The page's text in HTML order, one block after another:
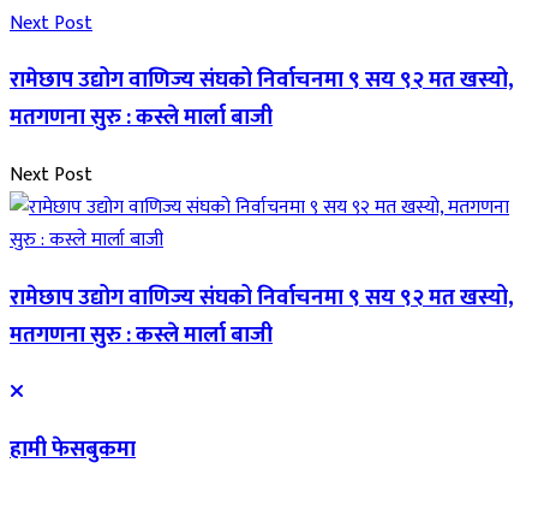
Next Post
रामेछाप उद्योग वाणिज्य संघको निर्वाचनमा ९ सय ९२ मत खस्यो,
मतगणना सुरु : कस्ले मार्ला बाजी
Next Post
रामेछाप उद्योग वाणिज्य संघको निर्वाचनमा ९ सय ९२ मत खस्यो,
मतगणना सुरु : कस्ले मार्ला बाजी
हामी फेसबुकमा